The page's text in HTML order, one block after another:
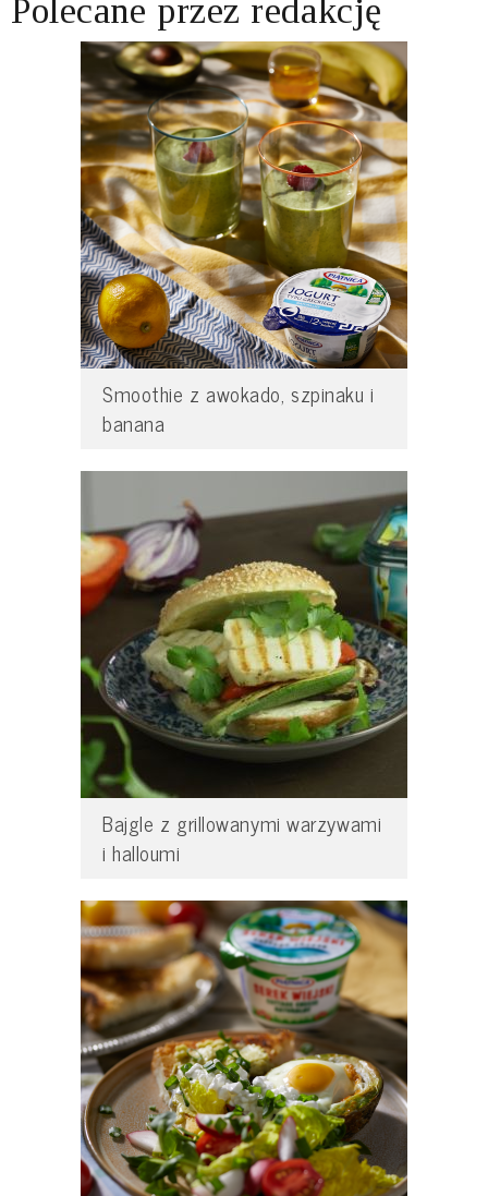
Polecane przez redakcję
Smoothie z awokado, szpinaku i
banana
Bajgle z grillowanymi warzywami
i halloumi